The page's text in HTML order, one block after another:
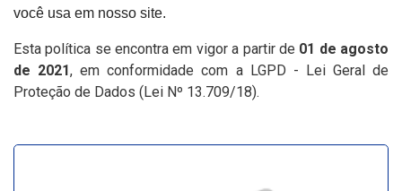
você usa em nosso site.
Esta política se encontra em vigor a partir de 01 de agosto
de 2021, em conformidade com a LGPD - Lei Geral de
Proteção de Dados (Lei Nº 13.709/18).